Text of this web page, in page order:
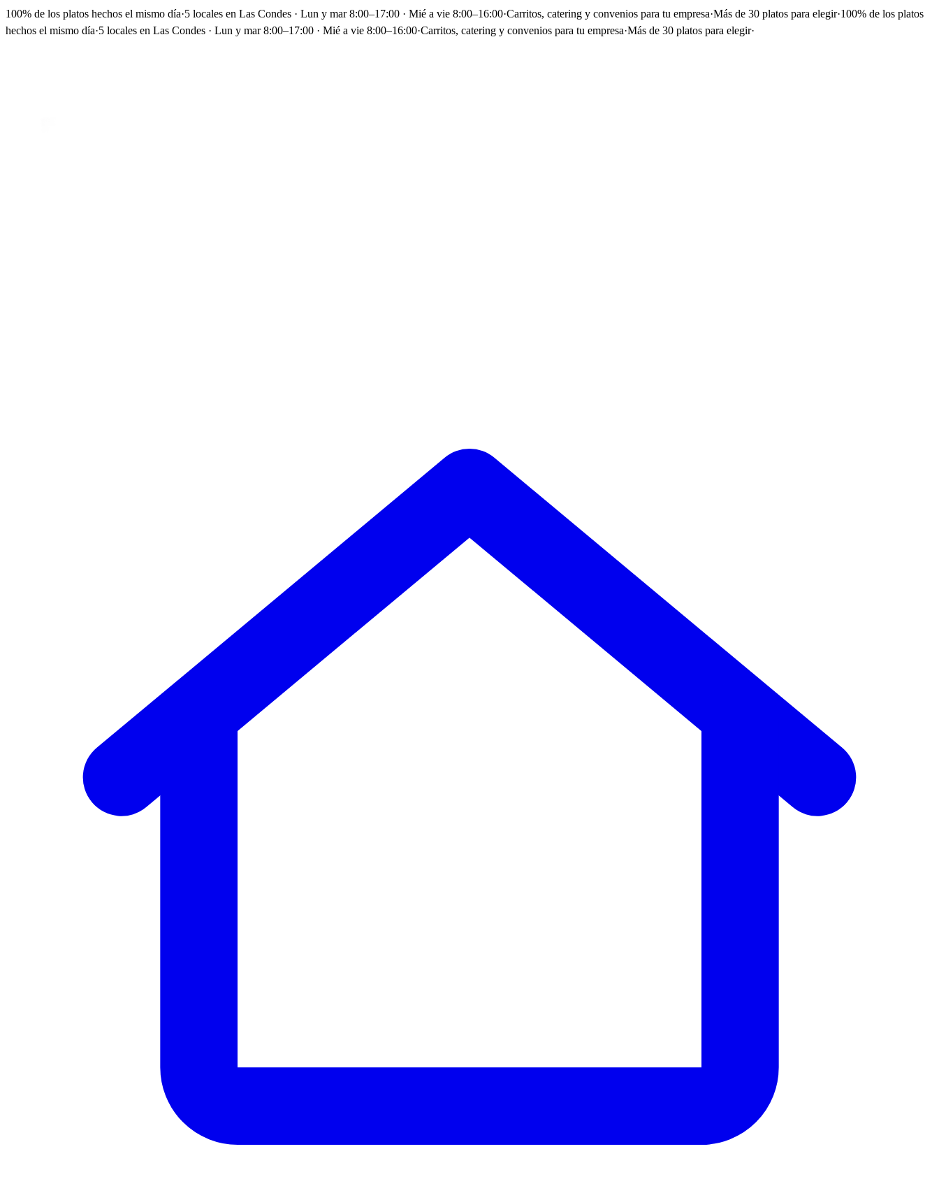
100% de los platos hechos el mismo día·5 locales en Las Condes · Lun y mar 8:00–17:00 · Mié a vie 8:00–16:00·Carritos, catering y convenios para tu empresa·Más de 30 platos para elegir·100% de los platos
hechos el mismo día·5 locales en Las Condes · Lun y mar 8:00–17:00 · Mié a vie 8:00–16:00·Carritos, catering y convenios para tu empresa·Más de 30 platos para elegir·